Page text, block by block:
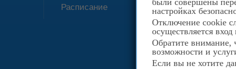
были совершены
настройках
Отключение cookie
осуществляется вход
Обратите внимание,
возможности и
Если вы не хотите
Расписание